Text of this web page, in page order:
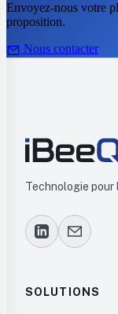
Envoyez-nous votre
proposition.
mail Nous contacter
Technologie pour
SOLUTIONS